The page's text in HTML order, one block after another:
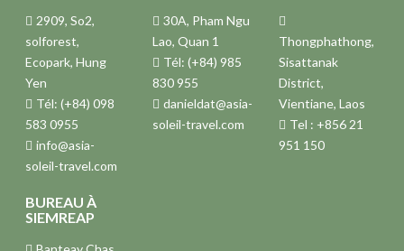
2909, So2,
solforest,
Ecopark, Hung
Yen
Tél: (+84) 098
583 0955
info@asia-
soleil-travel.com
30A, Pham Ngu
Lao, Quan 1
Tél: (+84) 985
830 955
danieldat@asia-
soleil-travel.com
Thongphathong,
Sisattanak
District,
Vientiane, Laos
Tel : +856 21
951 150
BUREAU À
SIEMREAP